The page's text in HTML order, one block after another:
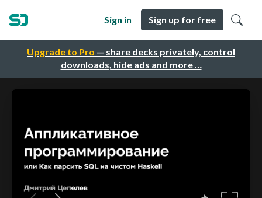
Upgrade to Pro — share decks privately, control
downloads, hide ads and more …
Sign in Sign up for free